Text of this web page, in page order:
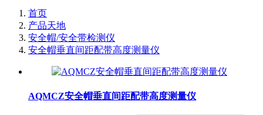
首页
产品天地
安全帽/安全带检测仪
安全帽垂直间距配带高度测量仪
AQMCZ安全帽垂直间距配带高度测量仪